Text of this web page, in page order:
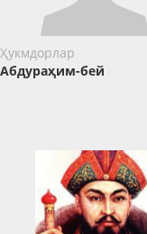
Ҳукмдорлар
Абдураҳим-бей